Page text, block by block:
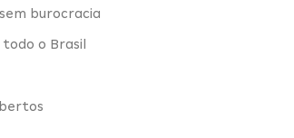
burocracia
o Brasil